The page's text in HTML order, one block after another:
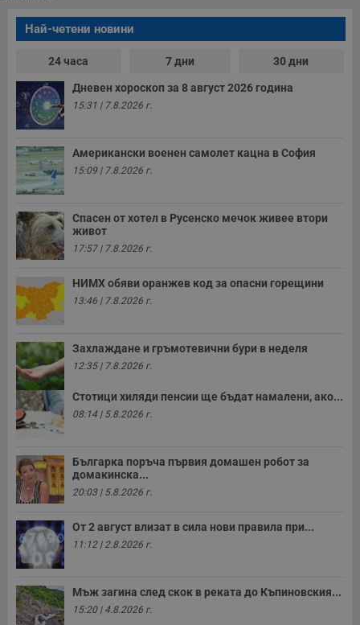
Най-четени новини
24 часа 7 дни 30 дни
Дневен хороскоп за 8 август 2026 година
15:31 | 7.8.2026 г.
Американски военен самолет кацна в София
15:09 | 7.8.2026 г.
Спасен от хотел в Русенско мечок живее втори
живот
17:57 | 7.8.2026 г.
НИМХ обяви оранжев код за опасни горещини
13:46 | 7.8.2026 г.
Захлаждане и гръмотевични бури в неделя
12:35 | 7.8.2026 г.
Стотици хиляди пенсии ще бъдат намалени, ако...
08:14 | 5.8.2026 г.
Българка поръча първия домашен робот за
домакинска...
20:03 | 5.8.2026 г.
От 2 август влизат в сила нови правила при...
11:12 | 2.8.2026 г.
Мъж загина след скок в реката до Къпиновския...
15:20 | 4.8.2026 г.